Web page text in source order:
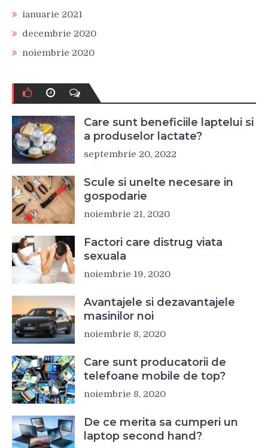
ianuarie 2021
decembrie 2020
noiembrie 2020
Care sunt beneficiile laptelui si
a produselor lactate?
septembrie 20, 2022
Scule si unelte necesare in
gospodarie
noiembrie 21, 2020
Factori care distrug viata
sexuala
noiembrie 19, 2020
Avantajele si dezavantajele
masinilor noi
noiembrie 8, 2020
Care sunt producatorii de
telefoane mobile de top?
noiembrie 8, 2020
De ce merita sa cumperi un
laptop second hand?